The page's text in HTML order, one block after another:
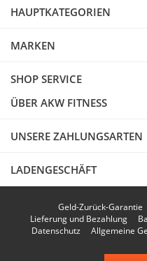
HAUPTKATEGORIEN
MARKEN
SHOP SERVICE
ÜBER AKW FITNESS
UNSERE ZAHLUNGSARTEN
LADENGESCHÄFT
Geld-Zurück-Garantie
Lieferung und Bezahlung
Datenschutz
Allgemeine